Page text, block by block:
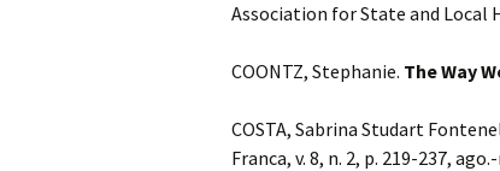
Association for State and Local
COONTZ, Stephanie. The Way
COSTA, Sabrina Studart
Franca, v. 8, n. 2, p. 219-237,